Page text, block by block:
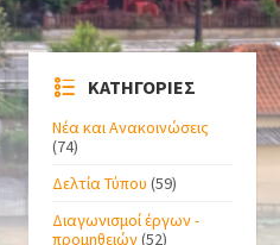
ΚΑΤΗΓΟΡΙΕΣ
Νέα και Ανακοινώσεις
(74)
Δελτία Τύπου (59)
Διαγωνισμοί έργων -
προμηθειών(52)